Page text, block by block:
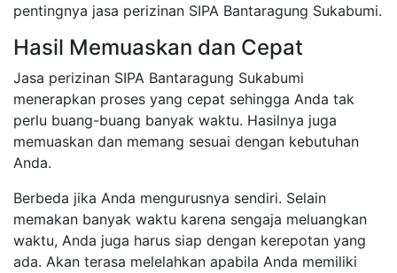
pentingnya jasa perizinan SIPA Bantaragung Sukabumi.
Hasil Memuaskan dan Cepat
Jasa perizinan SIPA Bantaragung Sukabumi
menerapkan proses yang cepat sehingga Anda tak
perlu buang-buang banyak waktu. Hasilnya juga
memuaskan dan memang sesuai dengan kebutuhan
Anda.
Berbeda jika Anda mengurusnya sendiri. Selain
memakan banyak waktu karena sengaja meluangkan
waktu, Anda juga harus siap dengan kerepotan yang
ada. Akan terasa melelahkan apabila Anda memiliki